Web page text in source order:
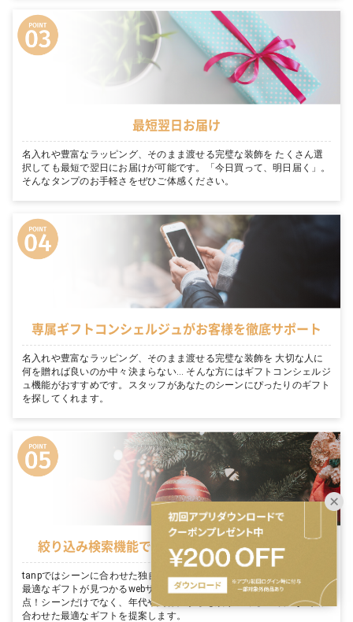
最短翌日お届け
名入れや豊富なラッピング、そのまま渡せる完璧な装飾を たくさん選
択しても最短で翌日にお届けが可能です。「今日買って、明日届く」。
そんなタンプのお手軽さをぜひご体感ください。
専属ギフトコンシェルジュがお客様を徹底サポート
名入れや豊富なラッピング、そのまま渡せる完璧な装飾を 大切な人に
何を贈れば良いのか中々決まらない… そんな方にはギフトコンシェルジ
ュ機能がおすすめです。スタッフがあなたのシーンにぴったりのギフト
を探してくれます。
絞り込み検索機能でシーンに適切なギフトを表示
tanpではシーンに合わせた独自の絞り込み検索機能がついています。
最適なギフトが見つかるwebサイトならではのサービスで探しやすさ満
点！シーンだけでなく、年代や関係性からも絞り込めるので、その人に
合わせた最適なギフトを提案します。